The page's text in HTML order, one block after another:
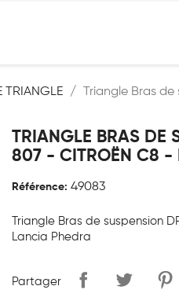
TRIANGLE
Triangle Bras
TRIANGLE BRAS DE
807 - CITROËN C8 -
Référence: 49083
Triangle Bras de suspension
Lancia Phedra
Partager